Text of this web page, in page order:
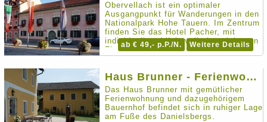
Obervellach ist ein optimaler
Ausgangpunkt für Wanderungen in den
Nationalpark Hohe Tauern. Im Zentrum
finden Sie das Hotel Pacher, mit
individuell und liebevoll eingerichteten
Zimmern.
Weitere Details
ab € 49,- p.P./N.
Haus Brunner - Ferienwohnung im Hühnerhotel
Das Haus Brunner mit gemütlicher
Ferienwohnung und dazugehörigem
Bauernhof befindet sich in ruhiger Lage
am Fuße des Danielsbergs.